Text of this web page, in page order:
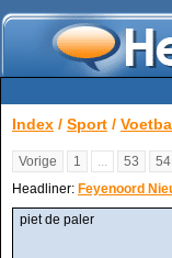
Index / Sport /
Vorige 1 ... 53 54
Headliner: Feyenoord
piet de paler